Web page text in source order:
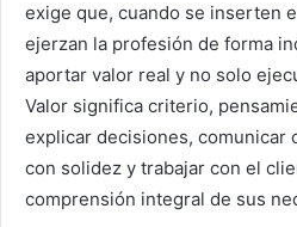
exige que, cuando se inserten
ejerzan la profesión de forma
aportar valor real y no solo
Valor significa criterio,
explicar decisiones, comunicar
con solidez y trabajar con el
comprensión integral de sus